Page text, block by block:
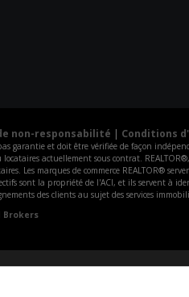
non-responsabilité | Conditions
garantie et doit être vérifiée de façon
actuellement sous contrat.
Les marques de commerce REALTOR®
sont la propriété de l'ACI, et ils servent à
des clients au sujet des services
Brokers